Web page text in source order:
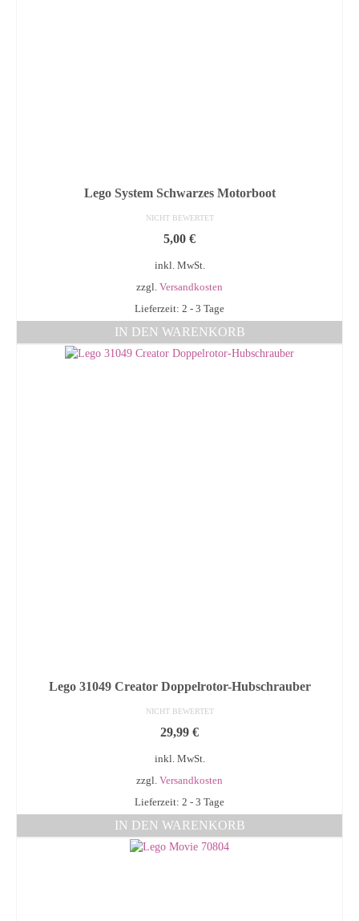
Lego System Schwarzes Motorboot
NICHT BEWERTET
5,00 €
inkl. MwSt.
zzgl. Versandkosten
Lieferzeit: 2 - 3 Tage
IN DEN WARENKORB
Lego 31049 Creator Doppelrotor-Hubschrauber
NICHT BEWERTET
29,99 €
inkl. MwSt.
zzgl. Versandkosten
Lieferzeit: 2 - 3 Tage
IN DEN WARENKORB